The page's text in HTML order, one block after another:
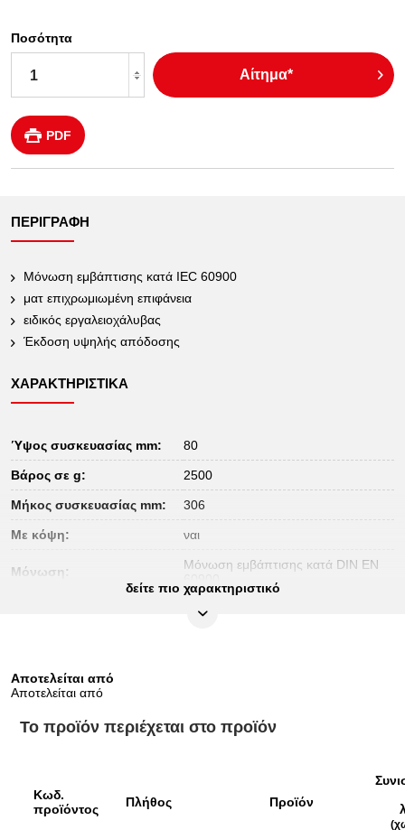
Ποσότητα
Αίτημα*
PDF
ΠΕΡΙΓΡΑΦΉ
Μόνωση εμβάπτισης κατά IEC 60900
ματ επιχρωμιωμένη επιφάνεια
ειδικός εργαλειοχάλυβας
Έκδοση υψηλής απόδοσης
ΧΑΡΑΚΤΗΡΙΣΤΙΚΆ
Ύψος συσκευασίας mm: 80
Βάρος σε g: 2500
Μήκος συσκευασίας mm: 306
Με κόψη: ναι
Μόνωση:
Μόνωση εμβάπτισης κατά DIN EN
Πρότυπο:
Τεμάχια στο σετ: 6
Υλικό2:
Χειρολαβή:
δείτε πιο χαρακτηριστικό
Αποτελείται από
Αποτελείται από
Το προϊόν περιέχεται στο προϊόν
Κωδ.
προϊόντος
Πλήθος Προϊόν